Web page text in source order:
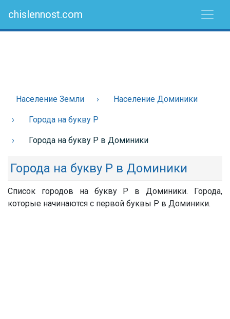
chislennost.com
Население Земли Население Доминики
Города на букву Р
Города на букву Р в Доминики
Города на букву Р в Доминики
Список городов на букву Р в Доминики. Города,
которые начинаются с первой буквы Р в Доминики.